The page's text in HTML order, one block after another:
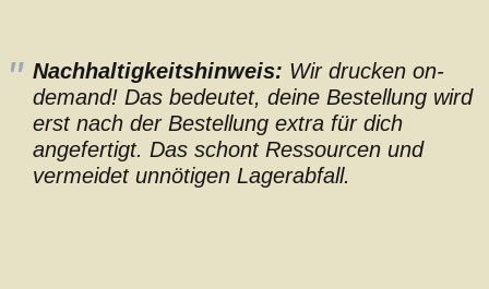
Nachhaltigkeitshinweis: Wir drucken on-
demand! Das bedeutet, deine Bestellung wird
erst nach der Bestellung extra für dich
angefertigt. Das schont Ressourcen und
vermeidet unnötigen Lagerabfall.